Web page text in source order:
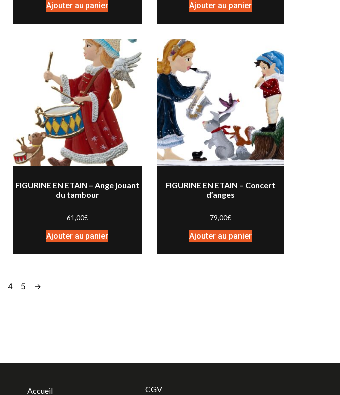
Ajouter au panier Ajouter au panier
FIGURINE EN ETAIN – Ange jouant
du tambour
61,00€
Ajouter au panier
FIGURINE EN ETAIN – Concert
d’anges
79,00€
Ajouter au panier
4 5 →
Accueil CGV